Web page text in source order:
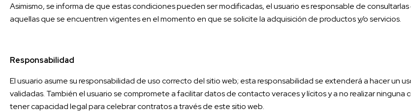
Asimismo, se informa de que estas condiciones pueden ser modificadas, el usuario es responsable de
aquellas que se encuentren vigentes en el momento en que se solicite la adquisición de productos y/o servicios.
Responsabilidad
El usuario asume su responsabilidad de uso correcto del sitio web; esta responsabilidad se extenderá a hacer un
validadas. También el usuario se compromete a facilitar datos de contacto veraces y lícitos y a no realizar ninguna
tener capacidad legal para celebrar contratos a través de este sitio web.